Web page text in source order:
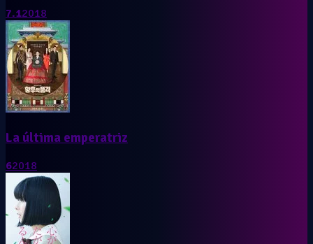
7.12018
La última emperatriz
62018